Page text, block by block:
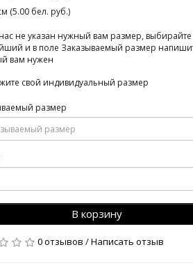
(5.00 бел. руб.)
не указан нужный вам размер, выбирайте
и в поле Заказываемый размер
вам нужен
свой индивидуальный размер
размер
В корзину
0 отзывов /Написать отзыв